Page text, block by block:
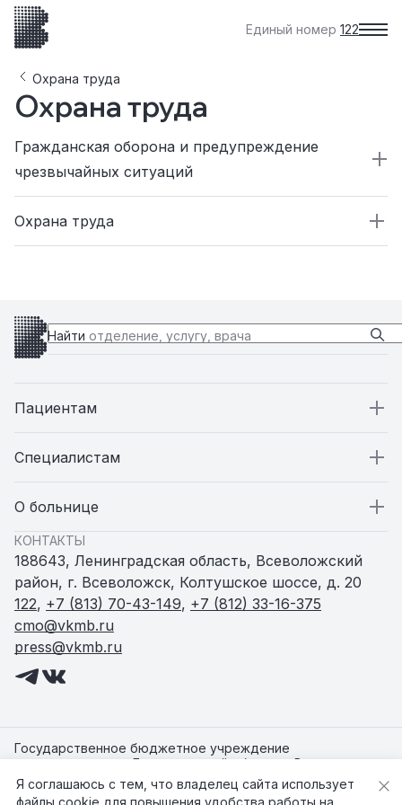
Я соглашаюсь с тем, что владелец сайта использует
файлы cookie для повышения удобства работы на
Единый номер 122
Охрана труда
Охрана труда
Гражданская оборона и предупреждение
чрезвычайных ситуаций
PDF
Приказ № 246 "Об организации ГО.."
Приказ № 108 "Об РСЧС.."
Охрана труда
проведения специальной оценки условий
труда в 2026 году
Сводная ведомость 2024
PDF
Сводная ведомость 2021
PDF
Сводная ведомость 2020
PDF
Перечень рабочих мест, на которых
PDF
улучшению условий труда в ГБУЗ ЛО ВКМБ
Найти отделение, услугу, врача
Пациентам
Пациентам
Стационар
Амбулатории и ФАПы
Родильный дом
Центр здоровья
Медицинские сотрудники
Специалистам
Специалистам
Вакансии
Статьи
О больнице
О больнице
Пресс-служба
Новости
Контакты
КОНТАКТЫ
188643, Ленинградская область, Всеволожский
район, г. Всеволожск, Колтушское шоссе, д. 20
122, +7 (813) 70-43-149, +7 (812) 33-16-375
cmo@vkmb.ru
press@vkmb.ru
Государственное бюджетное учреждение
здравоохранения Ленинградской области «Всеволожская
клиническая межрайонная больница»
© 2026ГБУЗ ЛО "Всеволожская КМБ"